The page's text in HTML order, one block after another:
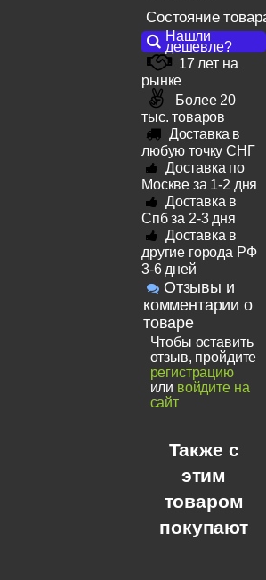
Состояние
Нашли
дешевле?
17 лет на
рынке
Более 20
тыс. товаров
Доставка в
любую точку СНГ
Доставка по
Москве за 1-2 дня
Доставка в
Спб за 2-3 дня
Доставка в
другие города РФ
3-6 дней
Отзывы и
комментарии о
товаре
Чтобы оставить
отзыв, пройдите
регистрацию
или войдите на
сайт
Также с
этим
товаром
покупают